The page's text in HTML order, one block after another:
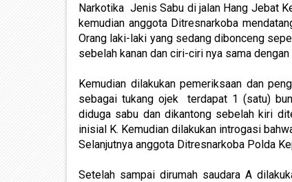
Narkotika Jenis Sabu di jalan Hang Jebat
kemudian anggota Ditresnarkoba
Orang laki-laki yang sedang dibonceng
sebelah kanan dan ciri-ciri nya sama
Kemudian dilakukan pemeriksaan dan
sebagai tukang ojek terdapat 1 (satu)
diduga sabu dan dikantong sebelah kiri
inisial K. Kemudian dilakukan introgasi
Selanjutnya anggota Ditresnarkoba Polda
Setelah sampai dirumah saudara A